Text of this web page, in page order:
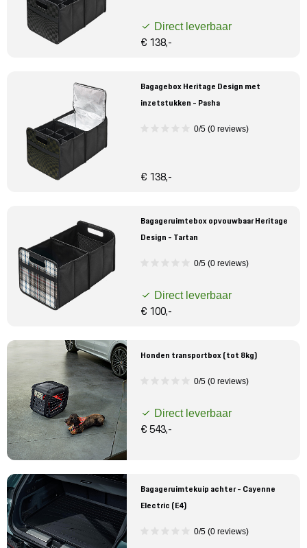
Direct leverbaar
€ 138,-
Bagagebox Heritage Design met
inzetstukken - Pasha
0/5 (0 reviews)
€ 138,-
Bagageruimtebox opvouwbaar Heritage
Design - Tartan
0/5 (0 reviews)
Direct leverbaar
€ 100,-
Honden transportbox (tot 8kg)
0/5 (0 reviews)
Direct leverbaar
€ 543,-
Bagageruimtekuip achter - Cayenne
Electric (E4)
0/5 (0 reviews)